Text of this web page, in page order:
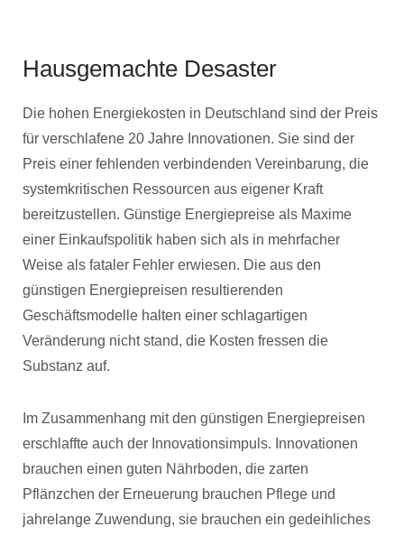
Hausgemachte Desaster
Die hohen Energiekosten in Deutschland sind der Preis
für verschlafene 20 Jahre Innovationen. Sie sind der
Preis einer fehlenden verbindenden Vereinbarung, die
systemkritischen Ressourcen aus eigener Kraft
bereitzustellen. Günstige Energiepreise als Maxime
einer Einkaufspolitik haben sich als in mehrfacher
Weise als fataler Fehler erwiesen. Die aus den
günstigen Energiepreisen resultierenden
Geschäftsmodelle halten einer schlagartigen
Veränderung nicht stand, die Kosten fressen die
Substanz auf.
Im Zusammenhang mit den günstigen Energiepreisen
erschlaffte auch der Innovationsimpuls. Innovationen
brauchen einen guten Nährboden, die zarten
Pflänzchen der Erneuerung brauchen Pflege und
jahrelange Zuwendung, sie brauchen ein gedeihliches